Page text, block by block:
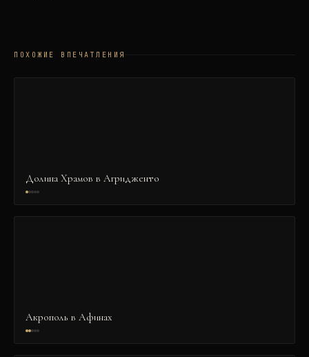
ПОХОЖИЕ ВПЕЧАТЛЕНИЯ
Долина Храмов в Агридженто
Акрополь в Афинах